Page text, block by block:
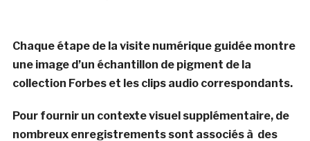
Chaque étape de la visite numérique guidée montre
une image d’un échantillon de pigment de la
collection Forbes et les clips audio correspondants.
Pour fournir un contexte visuel supplémentaire, de
nombreux enregistrements sont associés à des